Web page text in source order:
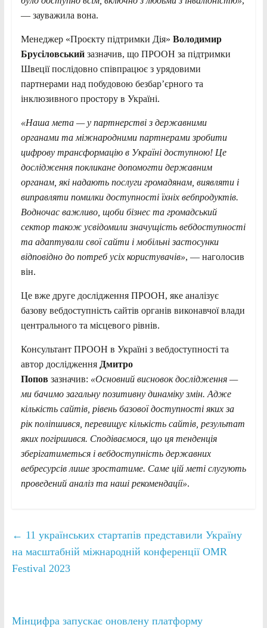
— зауважила вона.
Менеджер «Проєкту підтримки Дія» Володимир
Брусіловськийзазначив, що ПРООН за підтримки
Швеції послідовно співпрацює з урядовими
партнерами над побудовою безбар’єрного та
інклюзивного простору в Україні.
«Наша мета — у партнерстві з державними
органами та міжнародними партнерами зробити
цифрову трансформацію в Україні доступною! Це
дослідження покликане допомогти державним
органам, які надають послуги громадянам, виявляти і
виправляти помилки доступності їхніх вебпродуктів.
Водночас важливо, щоби бізнес та громадський
сектор також усвідомили значущість вебдоступності
та адаптували свої сайти і мобільні застосунки
відповідно до потреб усіх користувачів», — наголосив
він.
Це вже друге дослідження ПРООН, яке аналізує
базову вебдоступність сайтів органів виконавчої влади
центрального та місцевого рівнів.
Консультант ПРООН в Україні з вебдоступності та
автор дослідження Дмитро
Попов зазначив: «Основний висновок дослідження —
ми бачимо загальну позитивну динаміку змін. Адже
кількість сайтів, рівень базової доступності яких за
рік поліпшився, перевищує кількість сайтів, результат
яких погіршився. Сподіваємося, що ця тенденція
зберігатиметься і вебдоступність державних
вебресурсів лише зростатиме. Саме цій меті слугують
проведений аналіз та наші рекомендації».
← 11 українських стартапів представили Україну
на масштабній міжнародній конференції OMR
Festival 2023
Мінцифра запускає оновлену платформу